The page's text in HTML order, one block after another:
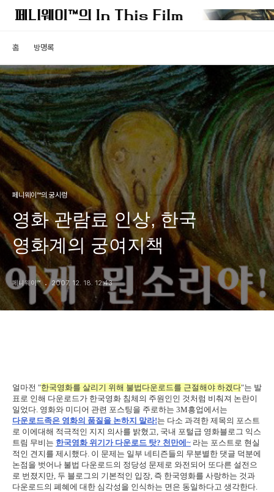
홈 방명록
페니웨이™의 궁시렁
영화 관람료 인상, 한국
영화계의 궁여지책
페니웨이™ 2007. 12. 18. 12:43
얼마전 "한국영화를 살리기 위해 불법다운로드를 근절해야 하겠다"는 발
표로 인해 다운로드가 한국영화 침체의 주원인인 것처럼 비춰져 논란이
일었다. 영화와 미디어 관련 포스팅을 주로하는 3M흥업에서는
다운로드족은 영화의 품질을 논하지 말라!는 다소 과격한 제목의 포스트
로 이에대해 적극적인 지지 의사를 밝혔고, 국내 포털급 영화블로그 익스
트림 무비는 한국영화 위기가 다운로드 탓? 천만에~ 라는 포스트로 현실
적인 견지를 제시했다. 이 문제는 일부 네티즌들의 무분별한 댓글 덕분에
논점을 벗어나 불법 다운로드의 정당성 문제로 와전되어 또다른 설전으
로 번졌지만, 두 블로그의 기본적인 입장, 즉 한국영화를 사랑하는 것과
다운로드의 폐혜에 대한 심각성을 인식하는 면은 동일하다고 생각한다.